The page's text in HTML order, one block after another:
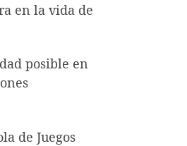
en la vida de
posible en
de Juegos